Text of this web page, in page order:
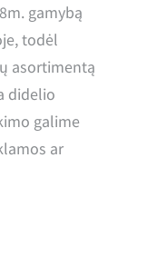
gamybą
todėl
asortimentą
didelio
galime
ar